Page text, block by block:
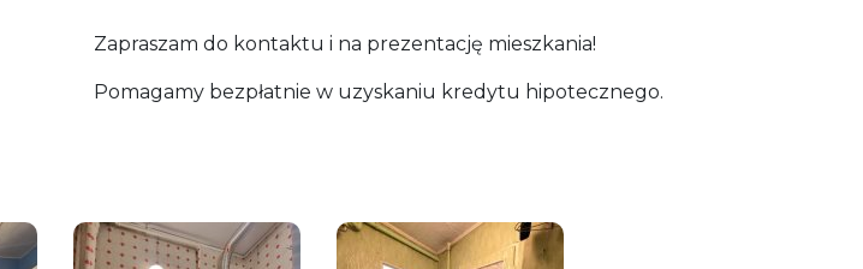
Zapraszam do kontaktu i na prezentację mieszkania!
Pomagamy bezpłatnie w uzyskaniu kredytu hipotecznego.